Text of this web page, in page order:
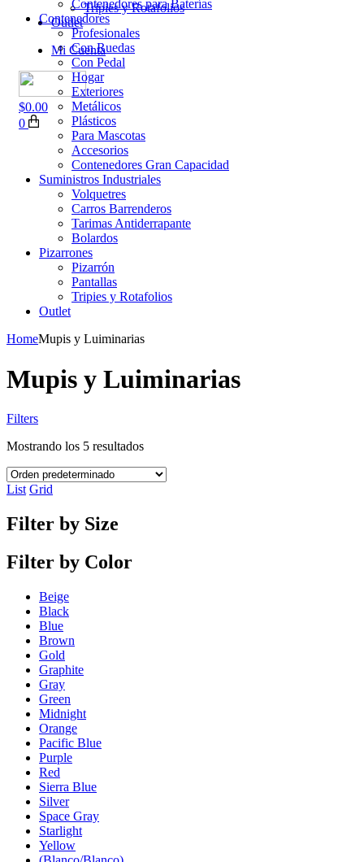
Tripies y Rotafolios
Outlet
Mi Cuenta
$0.00
0
Contenedores para Baterías
Contenedores
Profesionales
Con Ruedas
Con Pedal
Hogar
Exteriores
Metálicos
Plásticos
Para Mascotas
Accesorios
Contenedores Gran Capacidad
Suministros Industriales
Volquetres
Carros Barrenderos
Tarimas Antiderrapante
Bolardos
Pizarrones
Pizarrón
Pantallas
Tripies y Rotafolios
Outlet
HomeMupis y Luiminarias
Mupis y Luiminarias
Filters
Mostrando los 5 resultados
List Grid
Filter by Size
Filter by Color
Beige
Black
Blue
Brown
Gold
Graphite
Gray
Green
Midnight
Orange
Pacific Blue
Purple
Red
Sierra Blue
Silver
Space Gray
Starlight
Yellow